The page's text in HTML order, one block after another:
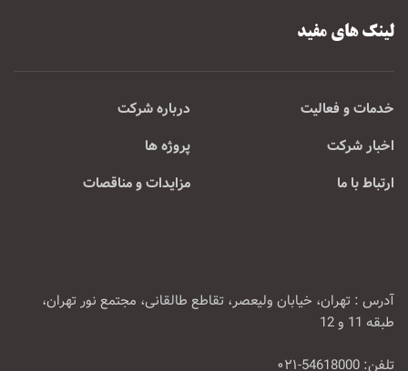
لینک های مفید
خدمات و فعالیت
درباره شرکت
اخبار شرکت
پروژه ها
ارتباط با ما
مزایدات و مناقصات
آدرس : تهران، خیابان ولیعصر، تقاطع طالقانی، مجتمع نور تهران،
طبقه 11 و 12
تلفن: 54618000-۰۲۱